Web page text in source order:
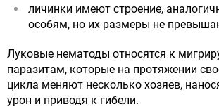
личинки имеют строение,
особям, но их размеры не
Луковые нематоды относятся к
паразитам, которые на протяжении
цикла меняют несколько хозяев,
урон и приводя к гибели.